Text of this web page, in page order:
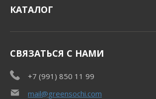
КАТАЛОГ
СВЯЗАТЬСЯ С НАМИ
+7 (991) 850 11 99
mail@greensochi.com